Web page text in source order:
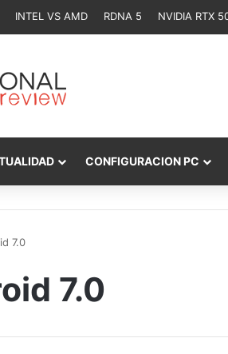
INTEL VS AMD RDNA 5 NVIDIA RTX
CONFIGURACION PC
7.0
7.0